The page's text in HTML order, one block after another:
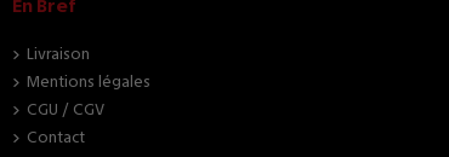
En Bref
Livraison
Mentions légales
CGU / CGV
Contact